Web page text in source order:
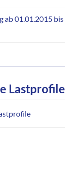
ab 01.01.2015 bis
Lastprofile